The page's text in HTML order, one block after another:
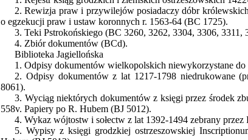
2. Rewizja praw i przywilejów posiadaczy dóbr
o egzekucji praw i ustaw koronnych r. 1563-64 (BC 1725).
3. Teki Pstrokońskiego (BC 3260, 3262, 3304, 3306, 3311,
4. Zbiór dokumentów (BCd).
Biblioteka Jagiellońska
1. Odpisy dokumentów wielkopolskich niewykorzystane
2. Odpisy dokumentów z lat 1217-1798 niedrukowane
8061).
3. Wyciąg niektórych dokumentów z księgi przez środek
558v. Papiery po R. Hubem (BJ 5012).
4. Wykaz wójtostw i sołectw z lat 1392-1494 zebrany przez
5. Wypisy z księgi grodzkiej ostrzeszowskiej